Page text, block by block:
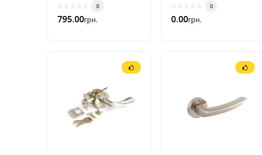
KNOB - это готовый к
установке и эксп..
0
795.00грн.
поворотников для ручек
партнер на круглом
0
0.00грн.